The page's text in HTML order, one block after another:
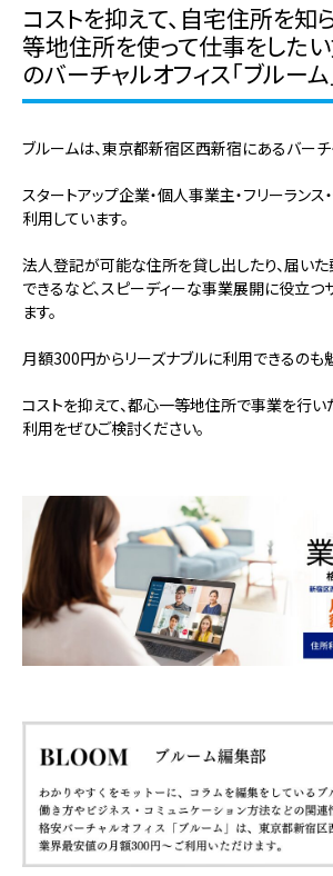
コストを抑えて、自宅住所を
等地住所を使って仕事をした
のバーチャルオフィス「ブルーム
ブルームは、東京都新宿区西新宿にあるバーチ
スタートアップ企業・個人事業主・フリーランス
利用しています。
法人登記が可能な住所を貸し出したり、届い
できるなど、スピーディーな事業展開に役立つ
ます。
月額300円からリーズナブルに利用できるのも
コストを抑えて、都心一等地住所で事業を行い
利用をぜひご検討ください。